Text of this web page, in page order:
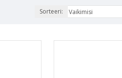
Sorteeri: